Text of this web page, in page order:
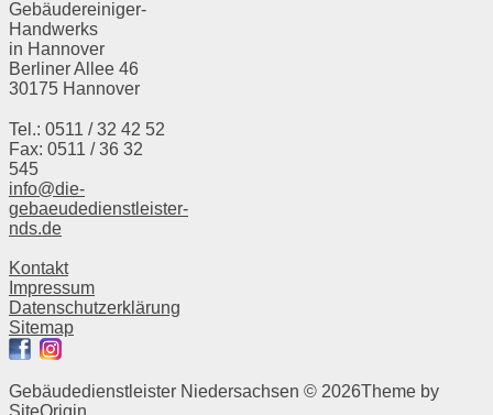
Gebäudereiniger-
Handwerks
in Hannover
Berliner Allee 46
30175 Hannover
Tel.: 0511 / 32 42 52
Fax: 0511 / 36 32
545
info@die-
gebaeudedienstleister-
nds.de
Kontakt
Impressum
Datenschutzerklärung
Sitemap
Gebäudedienstleister Niedersachsen © 2026Theme by